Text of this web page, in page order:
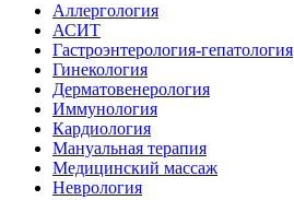
Аллергология
АСИТ
Гастроэнтерология-гепатология
Гинекология
Дерматовенерология
Иммунология
Кардиология
Мануальная терапия
Медицинский массаж
Неврология